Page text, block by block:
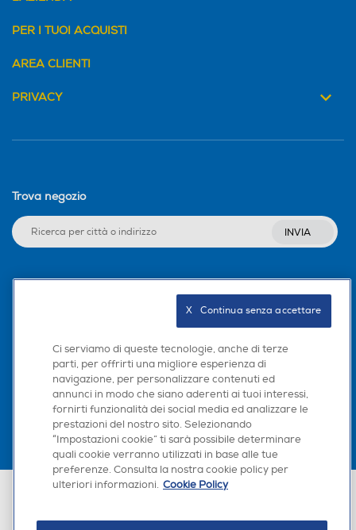
PER I TUOI ACQUISTI
AREA CLIENTI
PRIVACY
Trova negozio
INVIA
Scarica la nostra app
Euronics Italia SpA. Sede legale Via Montefeltro, 6/a 20156 Milano
Ci serviamo di queste tecnologie, anche di terze
parti, per offrirti una migliore esperienza di
navigazione, per personalizzare contenuti ed
annunci in modo che siano aderenti ai tuoi interessi,
fornirti funzionalità dei social media ed analizzare le
prestazioni del nostro sito. Selezionando
“Impostazioni cookie” ti sarà possibile determinare
quali cookie verranno utilizzati in base alle tue
preferenze. Consulta la nostra cookie policy per
ulteriori informazioni. Cookie Policy
X   Continua senza accettare